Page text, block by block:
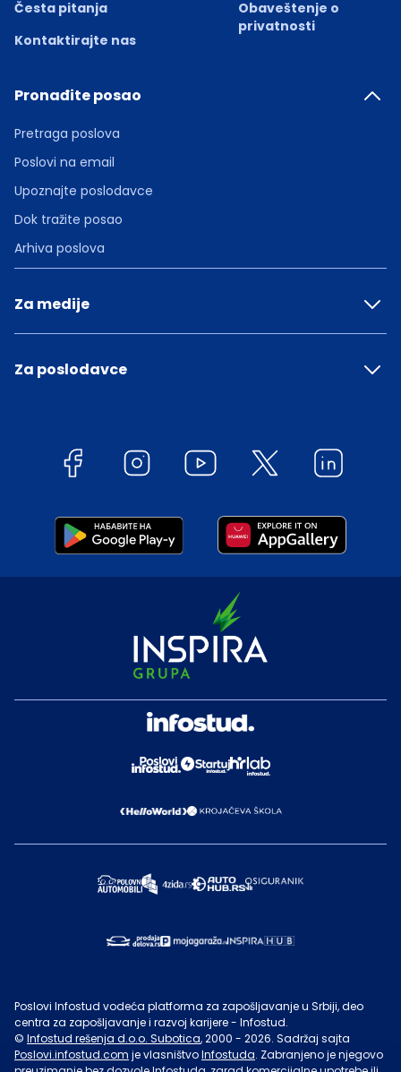
Česta pitanja
Kontaktirajte nas
Obaveštenje o
privatnosti
Pronađite posao
Pretraga poslova
Poslovi na email
Upoznajte poslodavce
Dok tražite posao
Arhiva poslova
Za medije
Za poslodavce
Poslovi Infostud vodeća platforma za zapošljavanje u Srbiji, deo
centra za zapošljavanje i razvoj karijere - Infostud.
© Infostud rešenja d.o.o. Subotica, 2000 - 2026. Sadržaj sajta
Poslovi.infostud.com je vlasništvoInfostuda. Zabranjeno je njegovo